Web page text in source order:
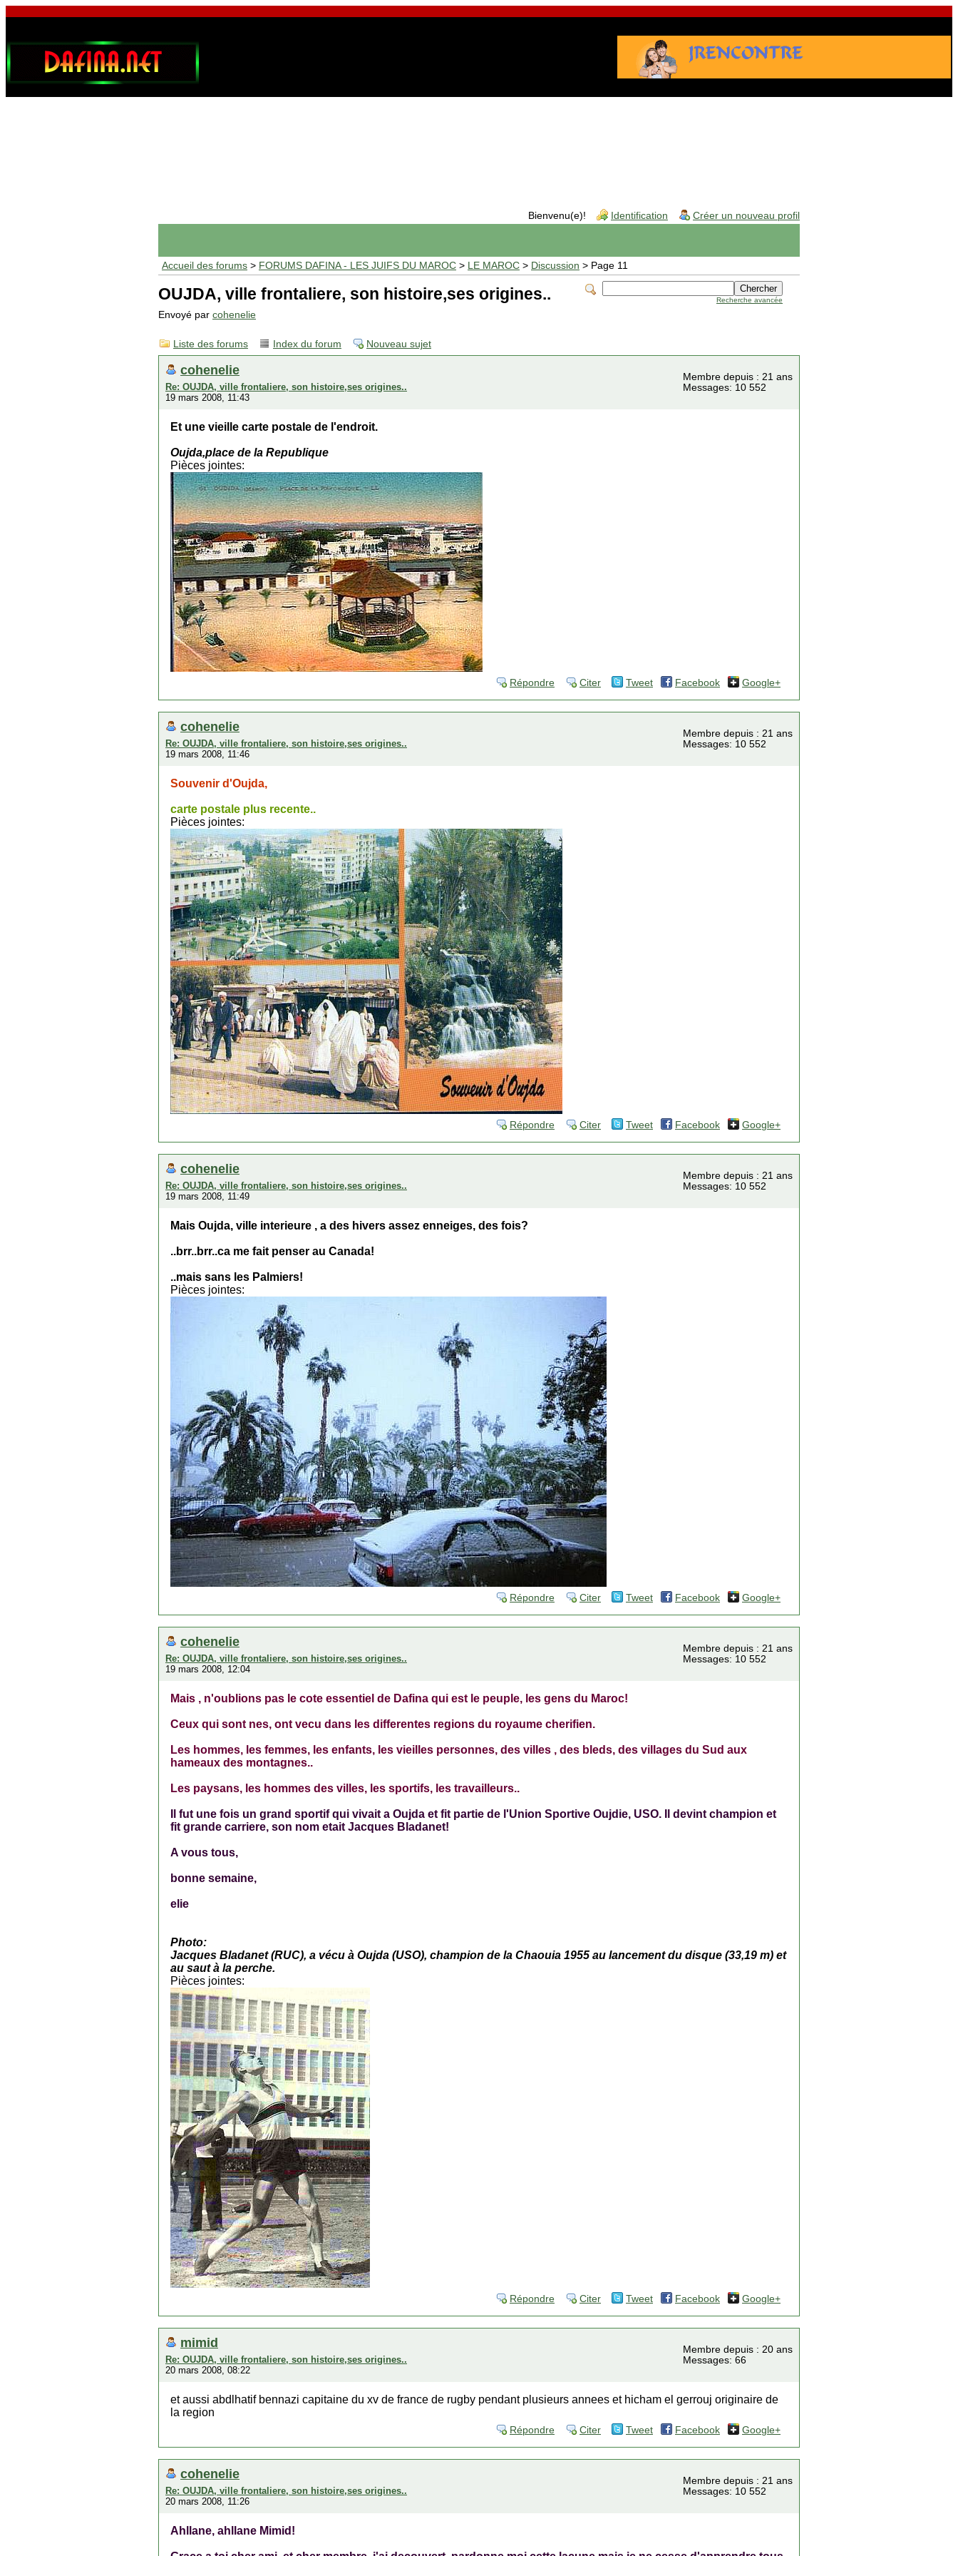
Bienvenu(e)! Identification Créer un nouveau profil
Accueil des forums > FORUMS DAFINA - LES JUIFS DU MAROC > LE MAROC > Discussion > Page 11
Recherche avancée
OUJDA, ville frontaliere, son histoire,ses origines..
Envoyé par cohenelie
Liste des forums Index du forum Nouveau sujet
cohenelie
Re: OUJDA, ville frontaliere, son histoire,ses origines..
19 mars 2008, 11:43
Membre depuis : 21 ans
Messages: 10 552
Et une vieille carte postale de l'endroit.
Oujda,place de la Republique
Pièces jointes:
Répondre Citer Tweet Facebook Google+
cohenelie
Re: OUJDA, ville frontaliere, son histoire,ses origines..
19 mars 2008, 11:46
Membre depuis : 21 ans
Messages: 10 552
Souvenir d'Oujda,
carte postale plus recente..
Pièces jointes:
Répondre Citer Tweet Facebook Google+
cohenelie
Re: OUJDA, ville frontaliere, son histoire,ses origines..
19 mars 2008, 11:49
Membre depuis : 21 ans
Messages: 10 552
Mais Oujda, ville interieure , a des hivers assez enneiges, des fois?
..brr..brr..ca me fait penser au Canada!
..mais sans les Palmiers!
Pièces jointes:
Répondre Citer Tweet Facebook Google+
cohenelie
Re: OUJDA, ville frontaliere, son histoire,ses origines..
19 mars 2008, 12:04
Membre depuis : 21 ans
Messages: 10 552
Mais , n'oublions pas le cote essentiel de Dafina qui est le peuple, les gens du Maroc!
Ceux qui sont nes, ont vecu dans les differentes regions du royaume cherifien.
Les hommes, les femmes, les enfants, les vieilles personnes, des villes , des bleds, des villages du Sud aux
hameaux des montagnes..
Les paysans, les hommes des villes, les sportifs, les travailleurs..
Il fut une fois un grand sportif qui vivait a Oujda et fit partie de l'Union Sportive Oujdie, USO. Il devint champion et
fit grande carriere, son nom etait Jacques Bladanet!
A vous tous,
bonne semaine,
elie
Photo:
Jacques Bladanet (RUC), a vécu à Oujda (USO), champion de la Chaouia 1955 au lancement du disque (33,19 m) et
au saut à la perche.
Pièces jointes:
Répondre Citer Tweet Facebook Google+
mimid
Re: OUJDA, ville frontaliere, son histoire,ses origines..
20 mars 2008, 08:22
Membre depuis : 20 ans
Messages: 66
et aussi abdlhatif bennazi capitaine du xv de france de rugby pendant plusieurs annees et hicham el gerrouj originaire de
la region
Répondre Citer Tweet Facebook Google+
cohenelie
Re: OUJDA, ville frontaliere, son histoire,ses origines..
20 mars 2008, 11:26
Membre depuis : 21 ans
Messages: 10 552
Ahllane, ahllane Mimid!